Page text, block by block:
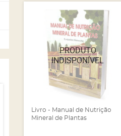
Livro - Manual de Nutrição
Mineral de Plantas